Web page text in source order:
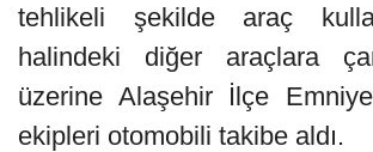
tehlikeli şekilde araç
halindeki diğer araçlara
üzerine Alaşehir İlçe
ekipleri otomobili takibe aldı.